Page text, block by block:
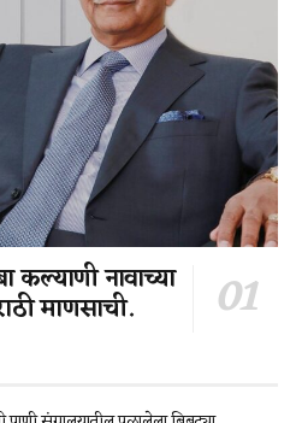
कल्याणी नावाच्या
माणसाची.